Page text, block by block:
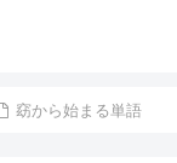
窈から始まる単語